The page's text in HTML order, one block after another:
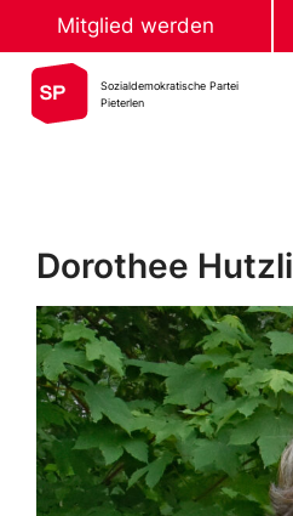
Mitglied werden
Sozialdemokratische Partei
Pieterlen
Dorothee Hutzli